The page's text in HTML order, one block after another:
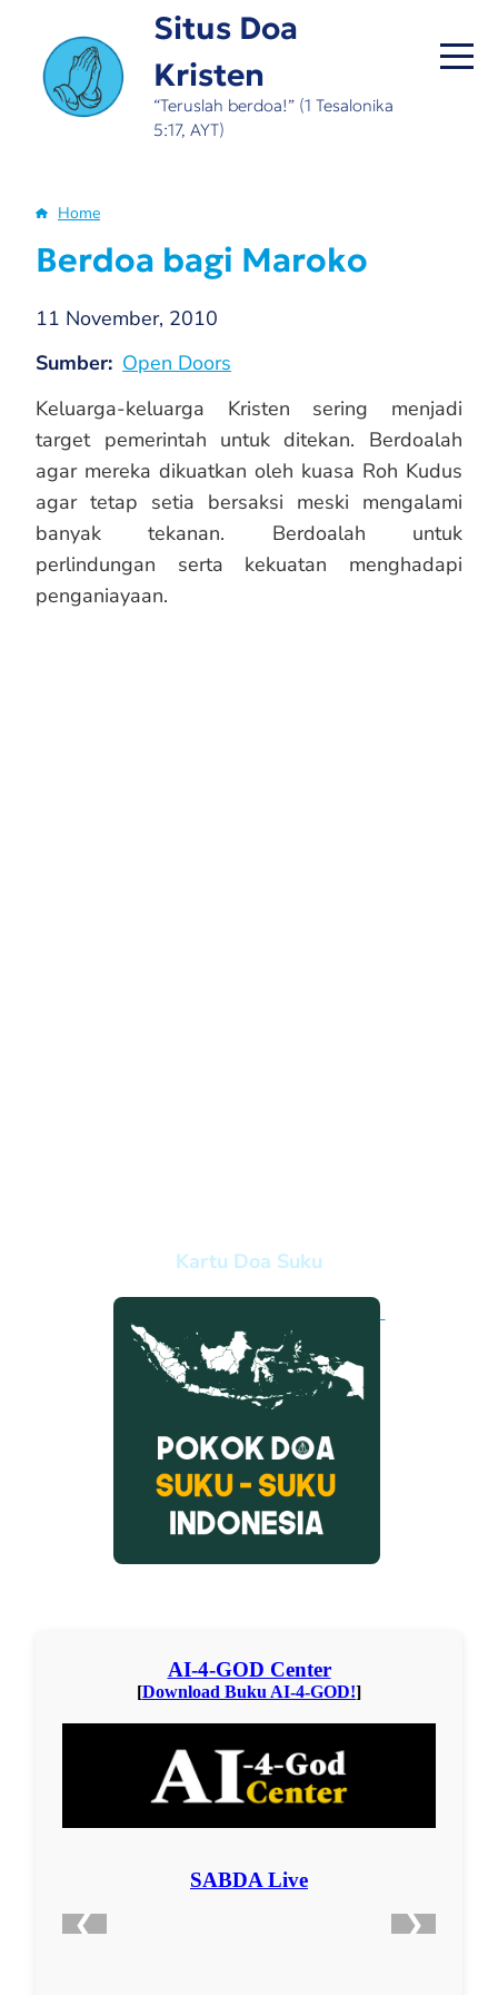
main
content
Situs Doa
Kristen
“Teruslah berdoa!” (1 Tesalonika
5:17, AYT)
Breadcrumb
Home
Berdoa bagi Maroko
11 November, 2010
Sumber Open Doors
Keluarga-keluarga Kristen sering menjadi
target pemerintah untuk ditekan. Berdoalah
agar mereka dikuatkan oleh kuasa Roh Kudus
agar tetap setia bersaksi meski mengalami
banyak tekanan. Berdoalah untuk
perlindungan serta kekuatan menghadapi
penganiayaan.
Kartu Doa Suku